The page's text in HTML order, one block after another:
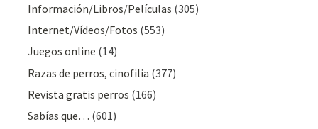
Información/Libros/Películas (305)
Internet/Vídeos/Fotos (553)
Juegos online (14)
Razas de perros, cinofilia (377)
Revista gratis perros (166)
Sabías que… (601)